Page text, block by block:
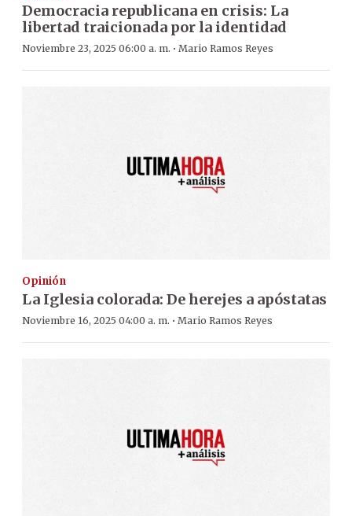
Democracia republicana en crisis: La
libertad traicionada por la identidad
Noviembre 23, 2025 06:00 a. m. · Mario Ramos Reyes
Opinión
La Iglesia colorada: De herejes a apóstatas
Noviembre 16, 2025 04:00 a. m. · Mario Ramos Reyes